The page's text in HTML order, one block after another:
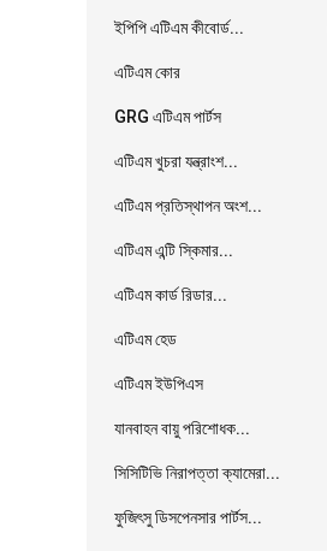
ইপিপি এটিএম কীবোর্ড...
এটিএম কোর
GRG এটিএম পার্টস
এটিএম খুচরা যন্ত্রাংশ...
এটিএম প্রতিস্থাপন অংশ...
এটিএম এন্টি স্কিমার...
এটিএম কার্ড রিডার...
এটিএম হেড
এটিএম ইউপিএস
যানবাহন বায়ু পরিশোধক...
সিসিটিভি নিরাপত্তা ক্যামেরা...
ফুজিৎসু ডিসপেনসার পার্টস...